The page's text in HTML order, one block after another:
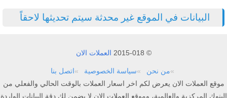
البيانات في الموقع غير محدثة سيتم تحديثها لاحقاً
© 2015-018 العملات الان
من نحن سياسة الخصوصية
اتصل بنا
موقع العملات الان يعرض لكم اخر اسعار العملات بالوقت الحالي والفعلي من
البنوك المركزية والعالمية، وموقع العملات الان لا يضمن لك دقة البيانات الواردة